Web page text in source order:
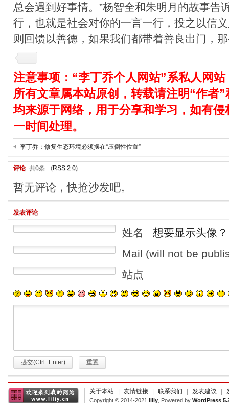
总会遇到好事情。”杨智全和朱明月的故事告
行，也就是社会对你的一言一行，投之以信
则回馈以善德，如果我们都带着善良出门，
注意事项：“李丁乔个人网站”系私人网
所有文章属本站原创，转载请注明“作者
均来源于网络，用于分享和学习，如有
一时间处理。
李丁乔：修复生态环境必须摆在“压倒性位置”
评论 共0条 (RSS 2.0)
暂无评论，快抢沙发吧。
发表评论
姓名
想要显示头像？
Mail (will not be
站点
提交(Ctrl+Enter) 重置
关于本站 | 友情链接 | 联系我们 | 发表建议 |
Copyright © 2014-2021 liliy , Powered by WordPress